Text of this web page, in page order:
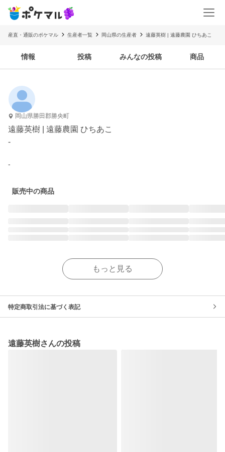
産直・通販のポケマル 生産者一覧 岡山県の生産者 遠藤英樹 | 遠藤農園 ひちあこ
情報 投稿 みんなの投稿 商品
岡山県勝田郡勝央町
遠藤英樹 | 遠藤農園 ひちあこ
-
-
販売中の商品
もっと見る
特定商取引法に基づく表記
遠藤英樹さんの投稿